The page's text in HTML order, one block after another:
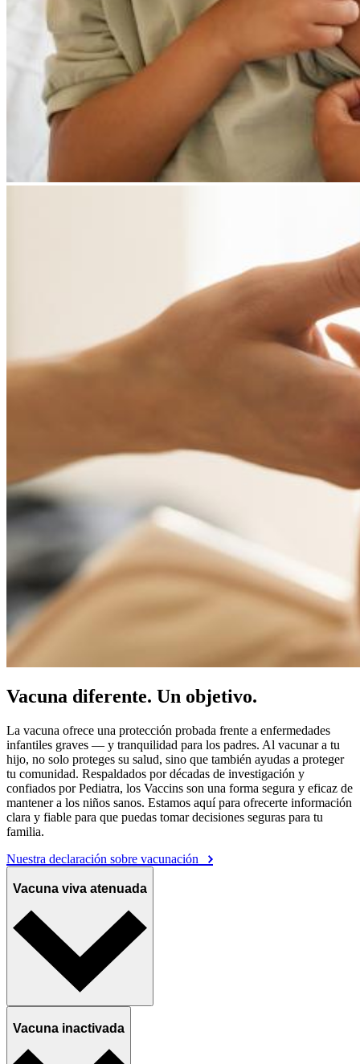
Vacuna diferente. Un objetivo.
La vacuna ofrece una protección probada frente a enfermedades
infantiles graves — y tranquilidad para los padres. Al vacunar a tu
hijo, no solo proteges su salud, sino que también ayudas a proteger
tu comunidad. Respaldados por décadas de investigación y
confiados por Pediatra, los Vaccins son una forma segura y eficaz de
mantener a los niños sanos. Estamos aquí para ofrecerte información
clara y fiable para que puedas tomar decisiones seguras para tu
familia.
Nuestra declaración sobre vacunación
Vacuna viva atenuada
Vacuna inactivada